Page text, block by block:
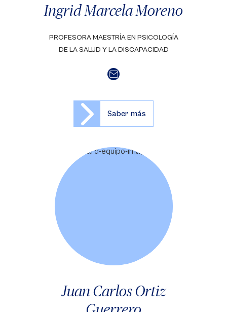
Ingrid Marcela Moreno
PROFESORA MAESTRÍA EN PSICOLOGÍA
DE LA SALUD Y LA DISCAPACIDAD
Saber más
Juan Carlos Ortiz